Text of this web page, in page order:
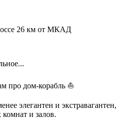
26 км от МКАД
про дом-корабль ⛵
элегантен и экстравагантен,
и залов.